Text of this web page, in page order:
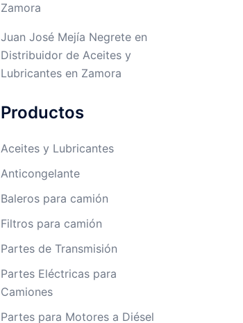
Zamora
Juan José Mejía Negreteen
Distribuidor de Aceites y
Lubricantes en Zamora
Productos
Aceites y Lubricantes
Anticongelante
Baleros para camión
Filtros para camión
Partes de Transmisión
Partes Eléctricas para
Camiones
Partes para Motores a Diésel